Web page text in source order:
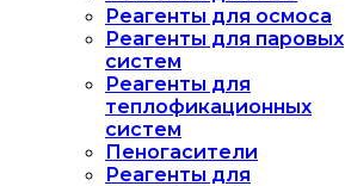
Реагенты для осмоса
Реагенты для паровых
систем
Реагенты для
теплофикационных
систем
Пеногасители
Реагенты для